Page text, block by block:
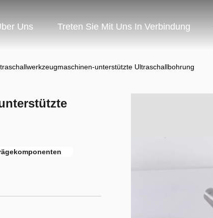
Uns Treten Sie Mit Uns In Verbindung
unterstützte Ultraschallbohrung